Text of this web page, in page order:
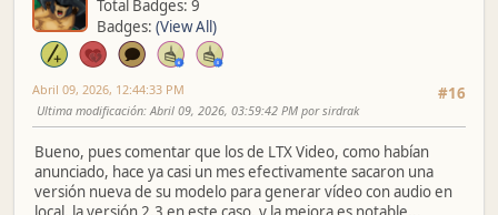
Total Badges: 9
Badges: (View All)
#16
Abril 09, 2026, 12:44:33 PM
Ultima modificación: Abril 09, 2026, 03:59:42 PM por sirdrak
Bueno, pues comentar que los de LTX Video, como habían
anunciado, hace ya casi un mes efectivamente sacaron una
versión nueva de su modelo para generar vídeo con audio en